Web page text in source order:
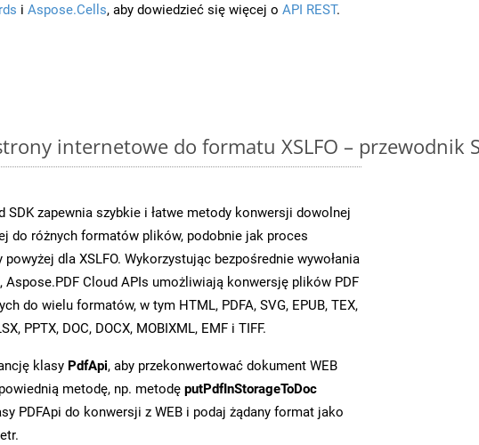
i Aspose.Cells, aby dowiedzieć się więcej o API REST.
internetowe do formatu XSLFO – przewodnik
SDK zapewnia szybkie i łatwe metody konwersji dowolnej
do różnych formatów plików, podobnie jak proces
dla XSLFO. Wykorzystując bezpośrednie wywołania
Aspose.PDF Cloud APIs umożliwiają konwersję plików PDF
do wielu formatów, w tym HTML, PDFA, SVG, EPUB, TEX,
PPTX, DOC, DOCX, MOBIXML, EMF i TIFF.
klasy PdfApi, aby przekonwertować dokument WEB
metodę, np. metodę putPdfInStorageToDoc
PDFApi do konwersji z WEB i podaj żądany format jako